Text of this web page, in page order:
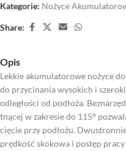
Kategorie: Nożyce
Share:
Opis
Lekkie akumulatorowe nożyce
do przycinania wysokich i
odległości od podłoża.
tnącej w zakresie do 115°
cięcie przy podłożu.
prędkość skokowa i postęp